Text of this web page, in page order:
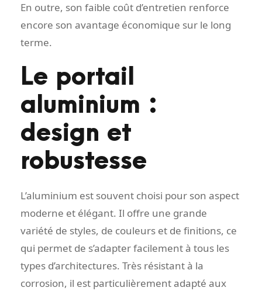
En outre, son faible coût d’entretien renforce
encore son avantage économique sur le long
terme.
Le portail
aluminium :
design et
robustesse
L’aluminium est souvent choisi pour son aspect
moderne et élégant. Il offre une grande
variété de styles, de couleurs et de finitions, ce
qui permet de s’adapter facilement à tous les
types d’architectures. Très résistant à la
corrosion, il est particulièrement adapté aux